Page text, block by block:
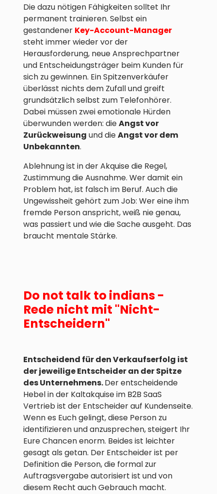
Die dazu nötigen Fähigkeiten solltet Ihr
permanent trainieren. Selbst ein
gestandener Key-Account-Manager
steht immer wieder vor der
Herausforderung, neue Ansprechpartner
und Entscheidungsträger beim Kunden für
sich zu gewinnen. Ein Spitzenverkäufer
überlässt nichts dem Zufall und greift
grundsätzlich selbst zum Telefonhörer.
Dabei müssen zwei emotionale Hürden
überwunden werden: dieAngst vor
Zurückweisung und dieAngst vor dem
Unbekannten.
Ablehnung ist in der Akquise die Regel,
Zustimmung die Ausnahme. Wer damit ein
Problem hat, ist falsch im Beruf. Auch die
Ungewissheit gehört zum Job: Wer eine ihm
fremde Person anspricht, weiß nie genau,
was passiert und wie die Sache ausgeht. Das
braucht mentale Stärke.
Do not talk to indians -
Rede nicht mit "Nicht-
Entscheidern"
Entscheidend für den Verkaufserfolg ist
der jeweilige Entscheider an der Spitze
des Unternehmens.Der entscheidende
Hebel in der Kaltakquise im B2B SaaS
Vertrieb ist der Entscheider auf Kundenseite.
Wenn es Euch gelingt, diese Person zu
identifizieren und anzusprechen, steigert Ihr
Eure Chancen enorm. Beides ist leichter
gesagt als getan. Der Entscheider ist per
Definition die Person, die formal zur
Auftragsvergabe autorisiert ist und von
diesem Recht auch Gebrauch macht.